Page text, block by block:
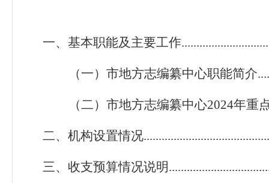
一、基本职能及主要工作
（一）市地方志编纂中心职能简介
（二）市地方志编纂中心2024年重
二、机构设置情况
三、收支预算情况说明